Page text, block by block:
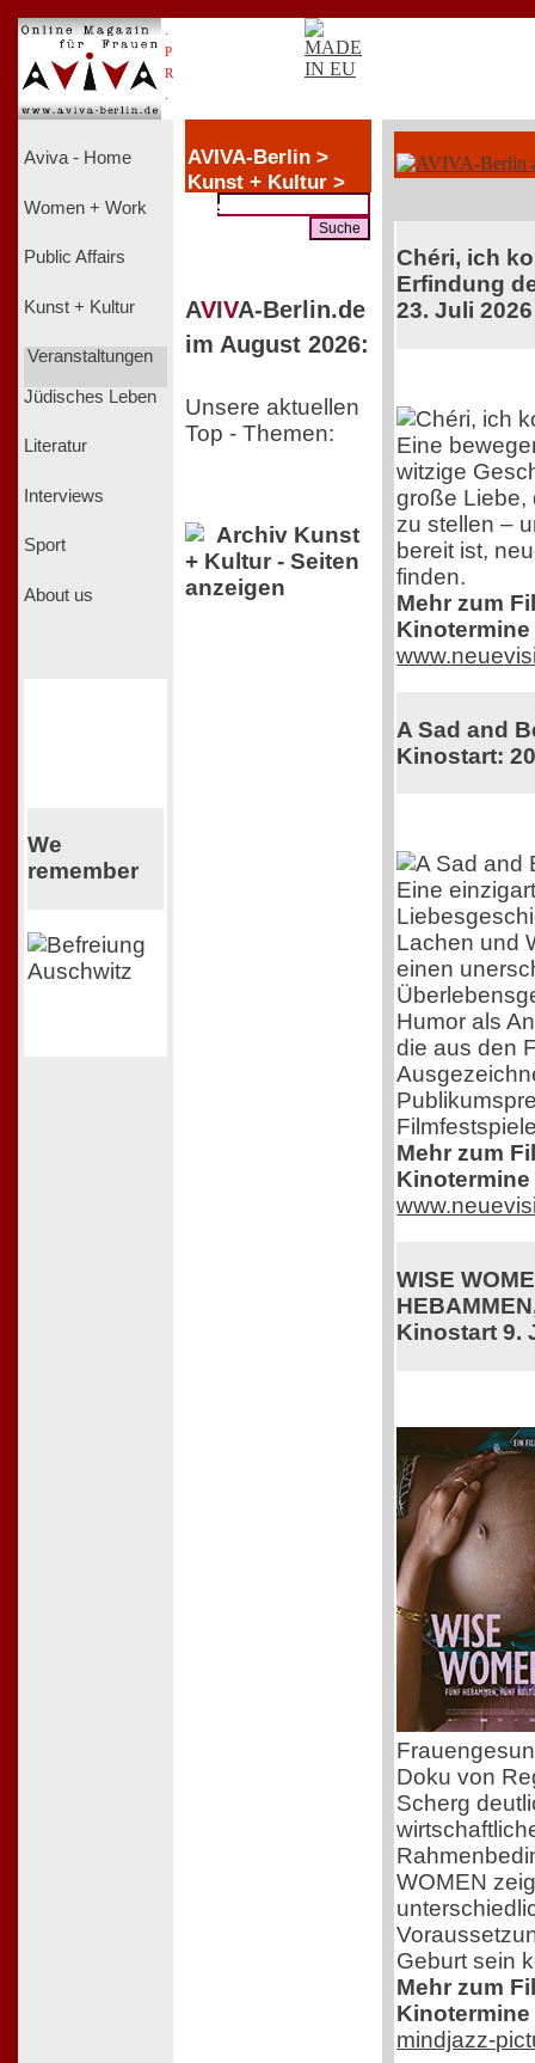
P
R
Aviva - Home
Women + Work
Public Affairs
Kunst + Kultur
Veranstaltungen
Jüdisches Leben
Literatur
Interviews
Sport
About us
We
remember
AVIVA-Berlin >
Kunst + Kultur >
Music
AVIVA-Berlin.de
im August 2026:
Unsere aktuellen
Top - Themen:
Archiv Kunst
+ Kultur - Seiten
anzeigen
Chéri, ich
Erfindung
23. Juli 2026
Eine
witzige
große Liebe,
zu stellen –
bereit ist,
finden.
Mehr zum
A Sad and
Kinostart:
Eine
Lachen und
einen
Humor als
die aus den
Mehr zum
WISE
Kinostart 9.
Doku von
Scherg
WOMEN
Geburt sein
Mehr zum
mindjazz-